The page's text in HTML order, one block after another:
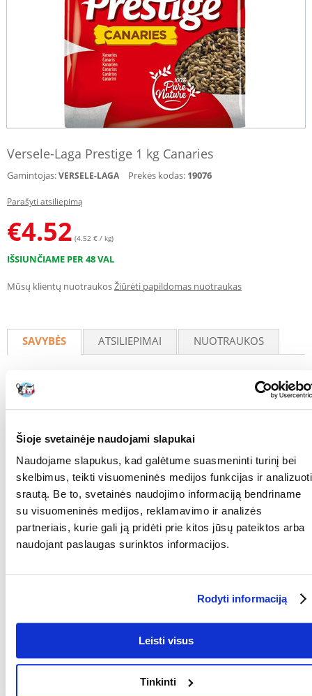
Šioje svetainėje naudojami slapukai
Naudojame slapukus, kad galėtume suasmeninti turinį bei
skelbimus, teikti visuomeninės medijos funkcijas ir analizuoti
srautą. Be to, svetainės naudojimo informaciją bendriname
su visuomeninės medijos, reklamavimo ir analizės
partneriais, kurie gali ją pridėti prie kitos jūsų pateiktos arba
naudojant paslaugas surinktos informacijos.
Rodyti informaciją
Leisti visus
Tinkinti
Versele-Laga Prestige 1 kg Canaries
Gamintojas:VERSELE-LAGA Prekės kodas: 19076
Parašyti atsiliepimą
€4.52 (4.52 € / kg)
IŠSIUNČIAME PER 48 VAL
Mūsų klientų nuotraukosŽiūrėti papildomas nuotraukas
SAVYBĖS ATSILIEPIMAI NUOTRAUKOS
PAKUOTĖS SVORIS
(KG):
1
PAPILDOMA NAUDA
SVEIKATAI:
Aprūpinimas vitaminais
GAMINTOJAS: VERSELE-LAGA
Kokios yra prekių vertinimo taisyklės?
įsigijo. Žvaigždučių įvertinimas yra visų įvertinimų vidurkis.
Nerasta atsiliepimų